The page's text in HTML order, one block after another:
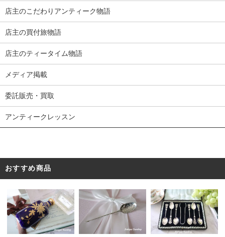
店主のこだわりアンティーク物語
店主の買付旅物語
店主のティータイム物語
メディア掲載
委託販売・買取
アンティークレッスン
おすすめ商品